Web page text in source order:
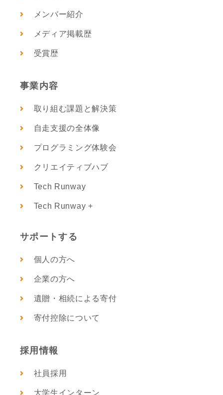
メンバー紹介
メディア掲載歴
受賞歴
事業内容
取り組む課題と解決策
自走支援の全体像
プログラミング体験会
クリエイティブハブ
Tech Runway
Tech Runway +
サポートする
個人の方へ
企業の方へ
遺贈・相続による寄付
寄付控除について
採用情報
社員採用
大学生インターン